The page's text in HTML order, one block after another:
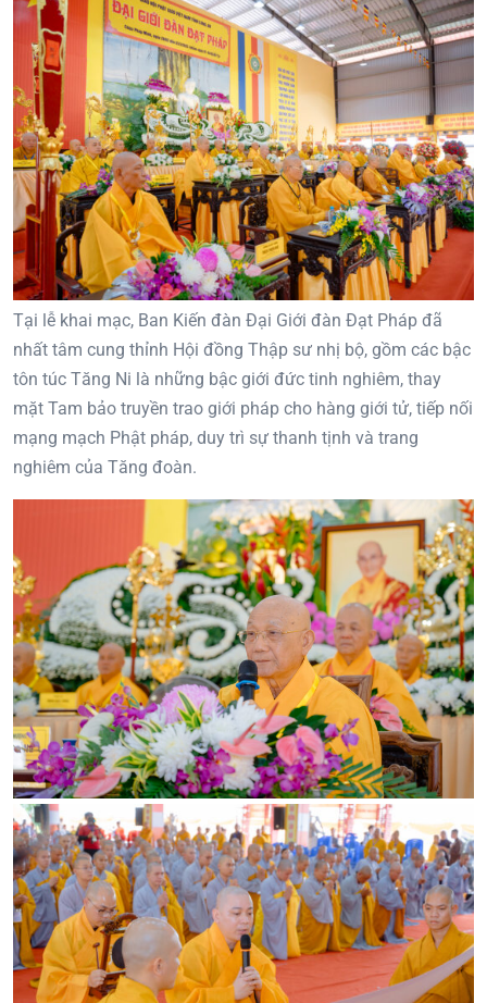
Tại lễ khai mạc, Ban Kiến đàn Đại Giới đàn Đạt Pháp đã
nhất tâm cung thỉnh Hội đồng Thập sư nhị bộ, gồm các bậc
tôn túc Tăng Ni là những bậc giới đức tinh nghiêm, thay
mặt Tam bảo truyền trao giới pháp cho hàng giới tử, tiếp nối
mạng mạch Phật pháp, duy trì sự thanh tịnh và trang
nghiêm của Tăng đoàn.